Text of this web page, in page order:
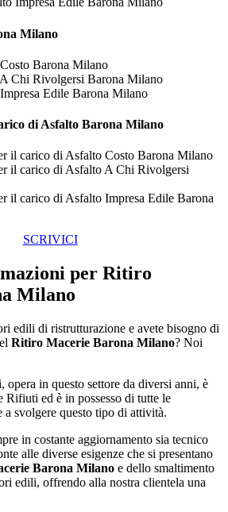
Milano
Barona Milano
Chi Rivolgersi Barona Milano
Edile Barona Milano
di Asfalto Barona Milano
il carico di Asfalto Costo Barona Milano
il carico di Asfalto A Chi Rivolgersi
il carico di Asfalto Impresa Edile Barona
SCRIVICI
per Ritiro
Milano
edili di ristrutturazione e avete bisogno di
Ritiro Macerie Barona Milano? Noi
opera in questo settore da diversi anni, è
Rifiuti ed è in possesso di tutte le
a svolgere questo tipo di attività.
in costante aggiornamento sia tecnico
alle diverse esigenze che si presentano
Barona Milano e dello smaltimento
edili, offrendo alla nostra clientela una